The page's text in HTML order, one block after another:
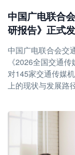
中国广电联合
研报告》正式
中国广电联合会交
《2026全国交通
对145家交通传媒
上的现状与发展路径